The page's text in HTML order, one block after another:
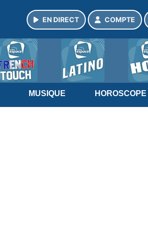
EN DIRECT COMPTE
MUSIQUE HOROSCOPE